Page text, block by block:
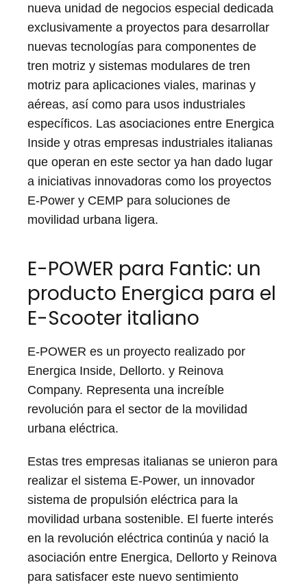
nueva unidad de negocios especial dedicada
exclusivamente a proyectos para desarrollar
nuevas tecnologías para componentes de
tren motriz y sistemas modulares de tren
motriz para aplicaciones viales, marinas y
aéreas, así como para usos industriales
específicos. Las asociaciones entre Energica
Inside y otras empresas industriales italianas
que operan en este sector ya han dado lugar
a iniciativas innovadoras como los proyectos
E-Power y CEMP para soluciones de
movilidad urbana ligera.
E-POWER para Fantic: un
producto Energica para el
E-Scooter italiano
E-POWER es un proyecto realizado por
Energica Inside, Dellorto. y Reinova
Company. Representa una increíble
revolución para el sector de la movilidad
urbana eléctrica.
Estas tres empresas italianas se unieron para
realizar el sistema E-Power, un innovador
sistema de propulsión eléctrica para la
movilidad urbana sostenible. El fuerte interés
en la revolución eléctrica continúa y nació la
asociación entre Energica, Dellorto y Reinova
para satisfacer este nuevo sentimiento